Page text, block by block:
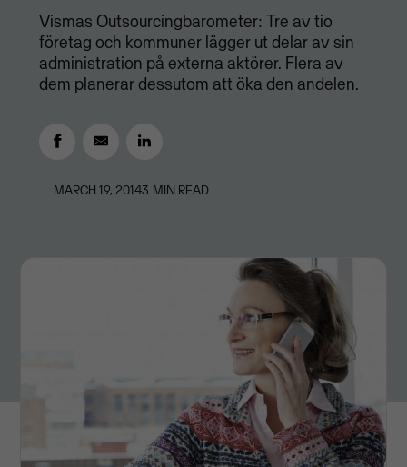
Vismas Outsourcingbarometer: Tre av tio
företag och kommuner lägger ut delar av sin
administration på externa aktörer. Flera av
dem planerar dessutom att öka den andelen.
MARCH 19, 20143 MIN READ